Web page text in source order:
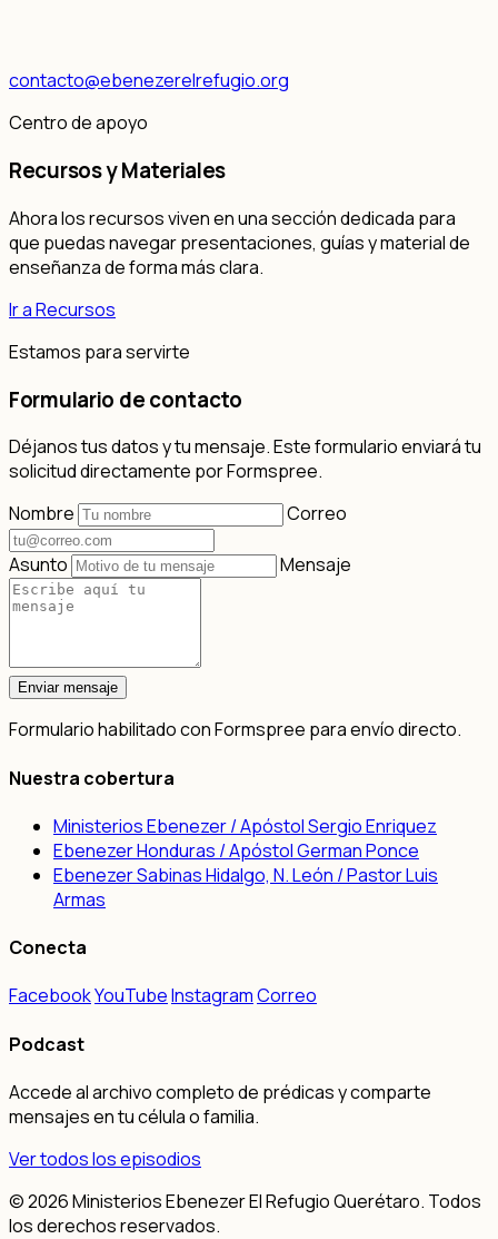
contacto@ebenezerelrefugio.org
Centro de apoyo
Recursos y Materiales
Ahora los recursos viven en una sección dedicada para
que puedas navegar presentaciones, guías y material de
enseñanza de forma más clara.
Ir a Recursos
Estamos para servirte
Formulario de contacto
Déjanos tus datos y tu mensaje. Este formulario enviará tu
solicitud directamente por Formspree.
Nombre
Correo
Asunto Mensaje
Enviar mensaje
Formulario habilitado con Formspree para envío directo.
Nuestra cobertura
Ministerios Ebenezer / Apóstol Sergio Enriquez
Ebenezer Honduras / Apóstol German Ponce
Ebenezer Sabinas Hidalgo, N. León / Pastor Luis
Armas
Conecta
FacebookYouTubeInstagramCorreo
Podcast
Accede al archivo completo de prédicas y comparte
mensajes en tu célula o familia.
Ver todos los episodios
© 2026 Ministerios Ebenezer El Refugio Querétaro. Todos
los derechos reservados.